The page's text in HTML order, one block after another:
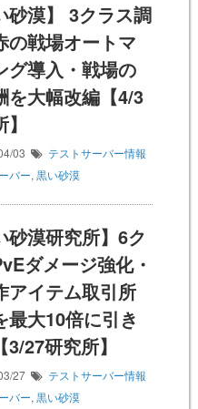
砂漠】 3クラス調
の戦場オートマ
グ導入・戦場の
を大幅改編【4/3
03
テストサーバー情報
バー, 黒い砂漠
砂漠研究所】6ク
ダメージ強化・
アイテム取引所
最大10倍に引き
3/27研究所】
27
テストサーバー情報
バー, 黒い砂漠